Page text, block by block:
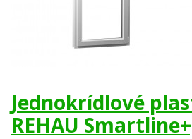
Jednokrídlové
REHAU